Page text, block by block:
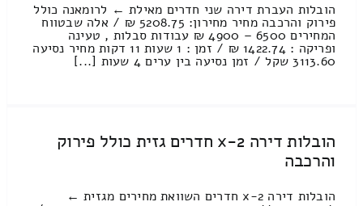
הובלות העברת דירה שני חדרים מאילת ← לרומאנה כולל
פירוק והרכבה מחיר מחירון: 5208.75 ₪ / אלה שבטווח
המחירים 6500 – 4900 ₪ עבודות סבלות , טעינה
ופריקה : 1422.74 ₪ / זמן : 1 שעות 11 דקות מחיר נסיעה
3113.60 שקל / זמן נסיעה בין ערים 4 שעות [...]
הובלות דירה 2-x חדרים גזית כולל פירוק
והרכבה
הובלות דירה 2-x חדרים השוואת מחירים מגזית ←